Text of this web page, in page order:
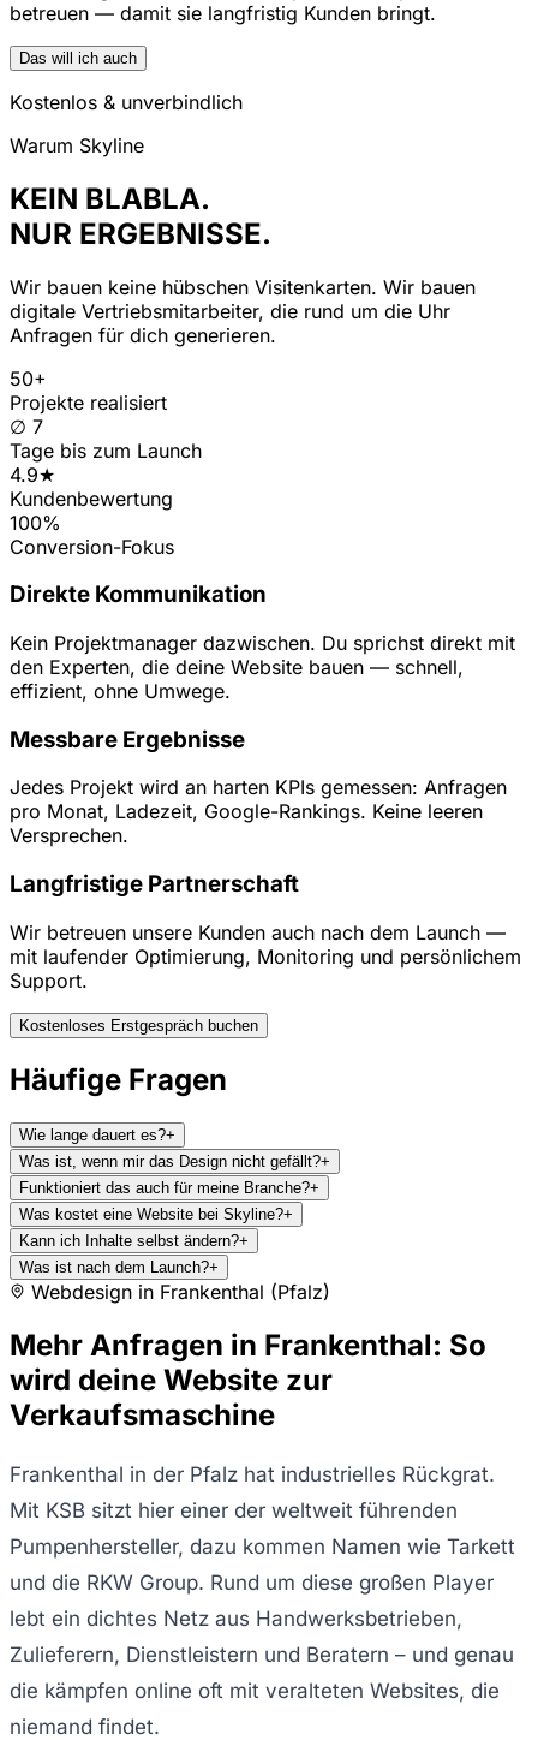
betreuen — damit sie langfristig Kunden bringt.
Das will ich auch
Kostenlos & unverbindlich
Warum Skyline
KEIN BLABLA.
NUR ERGEBNISSE.
Wir bauen keine hübschen Visitenkarten. Wir bauen
digitale Vertriebsmitarbeiter, die rund um die Uhr
Anfragen für dich generieren.
50+
Projekte realisiert
∅ 7
Tage bis zum Launch
4.9★
Kundenbewertung
100%
Conversion-Fokus
Direkte Kommunikation
Kein Projektmanager dazwischen. Du sprichst direkt mit
den Experten, die deine Website bauen — schnell,
effizient, ohne Umwege.
Messbare Ergebnisse
Jedes Projekt wird an harten KPIs gemessen: Anfragen
pro Monat, Ladezeit, Google-Rankings. Keine leeren
Versprechen.
Langfristige Partnerschaft
Wir betreuen unsere Kunden auch nach dem Launch —
mit laufender Optimierung, Monitoring und persönlichem
Support.
Kostenloses Erstgespräch buchen
Häufige Fragen
Wie lange dauert es?+
Was ist, wenn mir das Design nicht gefällt?+
Funktioniert das auch für meine Branche?+
Was kostet eine Website bei Skyline?+
Kann ich Inhalte selbst ändern?+
Was ist nach dem Launch?+
Webdesign in Frankenthal (Pfalz)
Mehr Anfragen in Frankenthal: So
wird deine Website zur
Verkaufsmaschine
Frankenthal in der Pfalz hat industrielles Rückgrat.
Mit KSB sitzt hier einer der weltweit führenden
Pumpenhersteller, dazu kommen Namen wie Tarkett
und die RKW Group. Rund um diese großen Player
lebt ein dichtes Netz aus Handwerksbetrieben,
Zulieferern, Dienstleistern und Beratern – und genau
die kämpfen online oft mit veralteten Websites, die
niemand findet.